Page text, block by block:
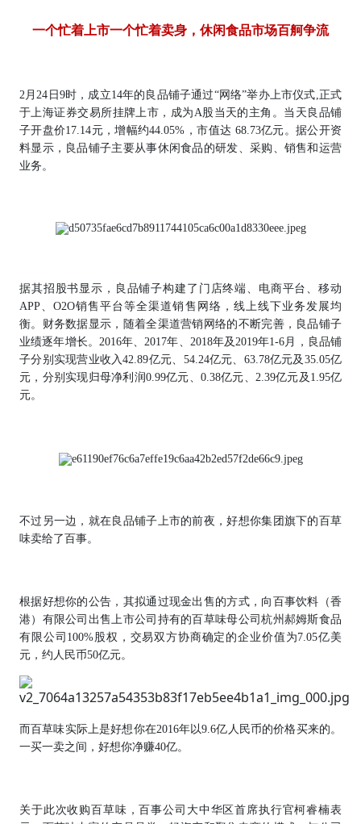
一个忙着上市一个忙着卖身，休闲食品市场百舸争流
2月24日9时，成立14年的良品铺子通过“网络”举办上市仪式,正式
于上海证券交易所挂牌上市，成为A股当天的主角。当天良品铺
子开盘价17.14元，增幅约44.05%，市值达 68.73亿元。据公开资
料显示，良品铺子主要从事休闲食品的研发、采购、销售和运营
业务。
据其招股书显示，良品铺子构建了门店终端、电商平台、移动
APP、O2O销售平台等全渠道销售网络，线上线下业务发展均
衡。财务数据显示，随着全渠道营销网络的不断完善，良品铺子
业绩逐年增长。2016年、2017年、2018年及2019年1-6月，良品铺
子分别实现营业收入42.89亿元、54.24亿元、63.78亿元及35.05亿
元，分别实现归母净利润0.99亿元、0.38亿元、2.39亿元及1.95亿
元。
不过另一边，就在良品铺子上市的前夜，好想你集团旗下的百草
味卖给了百事。
根据好想你的公告，其拟通过现金出售的方式，向百事饮料（香
港）有限公司出售上市公司持有的百草味母公司杭州郝姆斯食品
有限公司100%股权，交易双方协商确定的企业价值为7.05亿美
元，约人民币50亿元。
而百草味实际上是好想你在2016年以9.6亿人民币的价格买来的。
一买一卖之间，好想你净赚40亿。
关于此次收购百草味，百事公司大中华区首席执行官柯睿楠表